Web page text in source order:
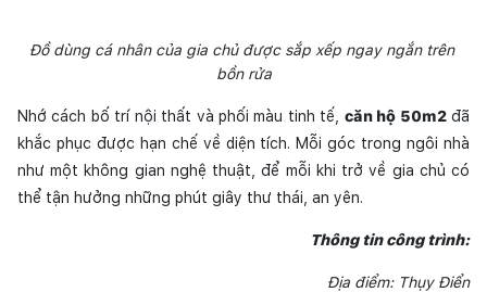
Đồ dùng cá nhân của gia chủ được sắp xếp ngay ngắn trên
bồn rửa
Nhớ cách bố trí nội thất và phối màu tinh tế, căn hộ 50m2 đã
khắc phục được hạn chế về diện tích. Mỗi góc trong ngôi nhà
như một không gian nghệ thuật, để mỗi khi trở về gia chủ có
thể tận hưởng những phút giây thư thái, an yên.
Thông tin công trình:
Địa điểm: Thụy Điển